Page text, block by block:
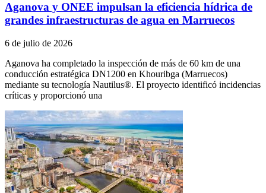
Aganova y ONEE impulsan la eficiencia hídrica de
grandes infraestructuras de agua en Marruecos
6 de julio de 2026
Aganova ha completado la inspección de más de 60 km de una
conducción estratégica DN1200 en Khouribga (Marruecos)
mediante su tecnología Nautilus®. El proyecto identificó incidencias
críticas y proporcionó una